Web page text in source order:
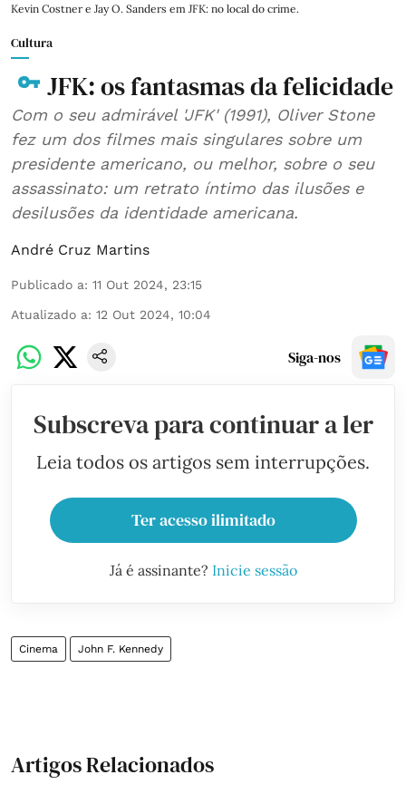
Kevin Costner e Jay O. Sanders em JFK: no local do crime.
Cultura
JFK: os fantasmas da felicidade
Com o seu admirável 'JFK' (1991), Oliver Stone
fez um dos filmes mais singulares sobre um
presidente americano, ou melhor, sobre o seu
assassinato: um retrato íntimo das ilusões e
desilusões da identidade americana.
André Cruz Martins
Publicado a: 11 Out 2024, 23:15
Atualizado a: 12 Out 2024, 10:04
Siga-nos
Subscreva para continuar a ler
Leia todos os artigos sem interrupções.
Ter acesso ilimitado
Já é assinante? Inicie sessão
Cinema John F. Kennedy
Artigos Relacionados